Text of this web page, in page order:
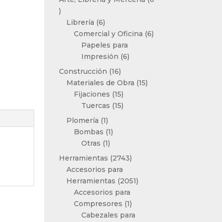
6
productos
Librería 66
productos
Comercial y Oficina 66
Papeles para
Impresión 66
Construcción 1616
productos
Materiales de Obra 1515
Fijaciones 1515
productos
Tuercas 1515
Plomería 11
producto
Bombas 11
Otras 11
producto
Herramientas 27432743
Accesorios para
Herramientas
20512051
Accesorios para
Compresores 11
producto
Cabezales para